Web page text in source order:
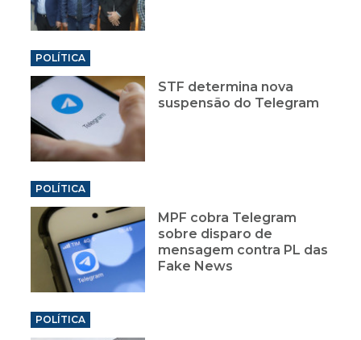
POLÍTICA
STF determina nova
suspensão do Telegram
POLÍTICA
MPF cobra Telegram
sobre disparo de
mensagem contra PL das
Fake News
POLÍTICA